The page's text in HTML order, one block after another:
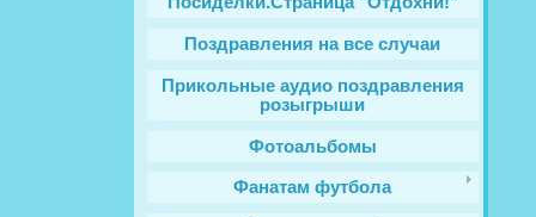
Поздравления на все случаи
Прикольные аудио поздравления
розыгрыши
Фотоальбомы
Фанатам футбола